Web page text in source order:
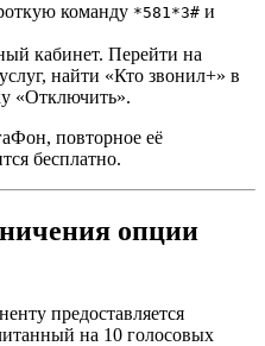
команду *581*3# и
кабинет. Перейти на
найти «Кто звонил+» в
«Отключить».
повторное её
бесплатно.
опции
предоставляется
на 10 голосовых